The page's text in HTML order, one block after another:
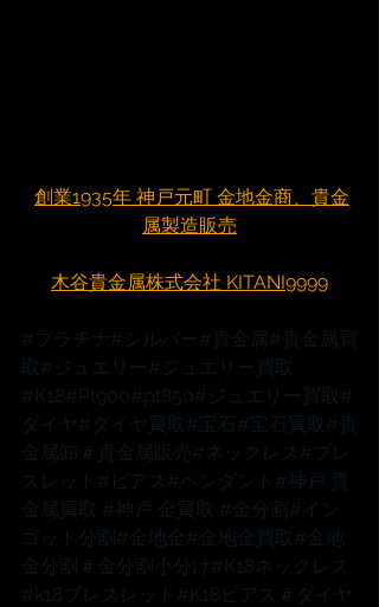
創業1935年 神戸元町 金地金商、貴金
属製造販売
木谷貴金属株式会社 KITANI9999
#プラチナ #シルバー #貴金属#貴金属買
取 #ジュエリー #ジュエリー買取
#K18#Pt900#pt850#ジュエリー買取 #
ダイヤ #ダイヤ買取 #宝石 #宝石買取 #貴
金属卸 ＃貴金属販売#ネックレス #ブレ
スレット #ピアス #ペンダント #神戸 貴
金属買取 #神戸 金買取 #金分割 #イン
ゴット分割 #金地金 #金地金買取 #金地
金分割
＃金分割小分け #K18ネックレス
#k18ブレスレット #K18ピアス ＃ダイヤ